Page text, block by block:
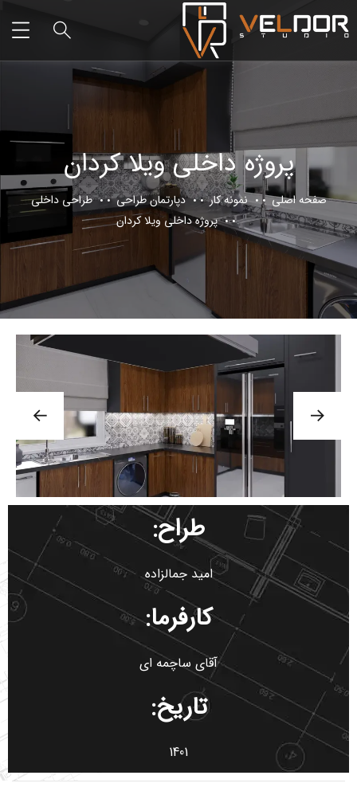
پروژه داخلی ویلا کردان
صفحه اصلی نمونه کار دپارتمان طراحی
طراحی داخلی
پروژه داخلی ویلا کردان
طراح:
امید جمالزاده
کارفرما:
آقای ساچمه ای
تاریخ:
1401